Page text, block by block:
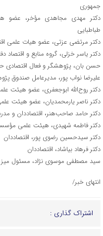
جمهوری
دکتر مهدی مجاهدی مؤخر، عضو
طباطبایی
دکتر مرتضی عزتی، عضو هیات علمی
دکتر یاسر خزلی، گروه منابع و اقتصاد
حسن بان، پژوهشگر و فعال اقتصادی
علیرضا نواب پور، مدیرعامل صندوق
دکتر روح‌الله ابوجعفری، عضو هیئت
دکتر ناصر یارمحمدیان، عضو هیئت
دکتر حامد صاحب‌هنر، اقتصاددان و
دکتر فاطمه شهیدی، هیئت علمی
دکتر سیدحسین رضوی پور، اقتصاددان
دکتر فرهاد بیاشاد، اقتصاددان
سید مصطفی موسوی نژاد، مسئول میز
انتهای خبر/
اشتراک گذاری :